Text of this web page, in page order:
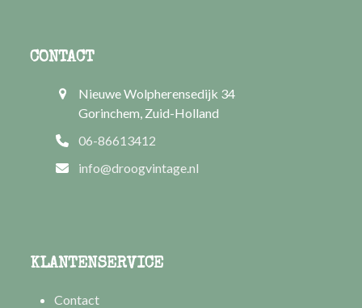
CONTACT
Nieuwe Wolpherensedijk 34
Gorinchem, Zuid-Holland
06-86613412
info@droogvintage.nl
KLANTENSERVICE
Contact